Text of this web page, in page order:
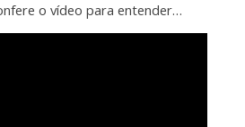
o vídeo para entender…